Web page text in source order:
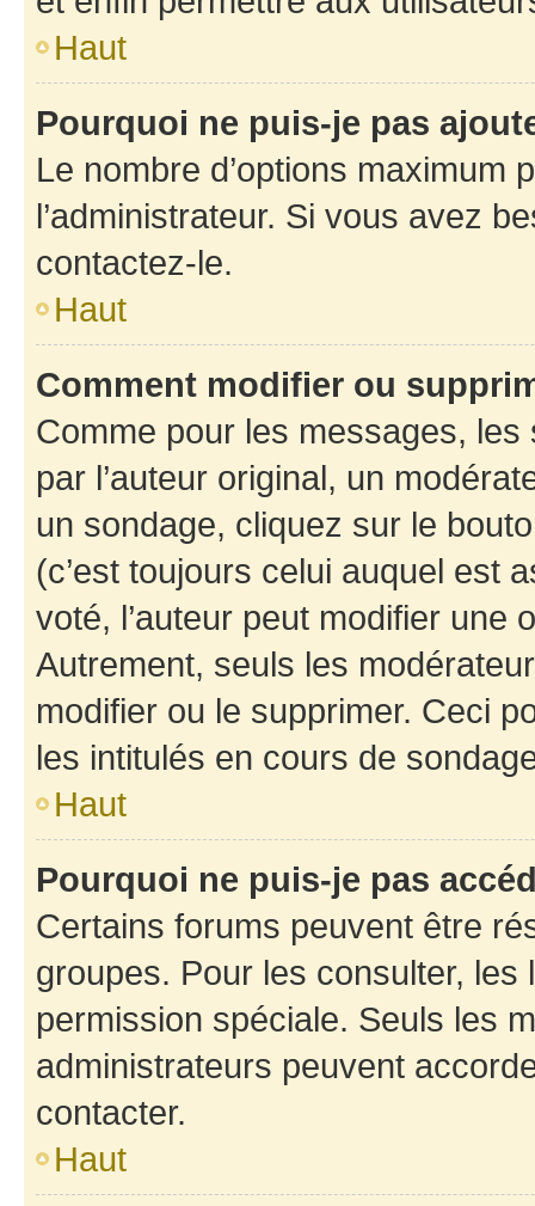
Haut
Pourquoi ne puis-je pas
Le nombre d’options maximum
l’administrateur. Si vous avez
contactez-le.
Haut
Comment modifier ou
Comme pour les messages,
par l’auteur original, un
un sondage, cliquez sur le
(c’est toujours celui auquel est
voté, l’auteur peut modifier une
Autrement, seuls les
modifier ou le supprimer. Ceci
les intitulés en cours de
Haut
Pourquoi ne puis-je pas
Certains forums peuvent être
groupes. Pour les consulter,
permission spéciale. Seuls les
administrateurs peuvent
contacter.
Haut